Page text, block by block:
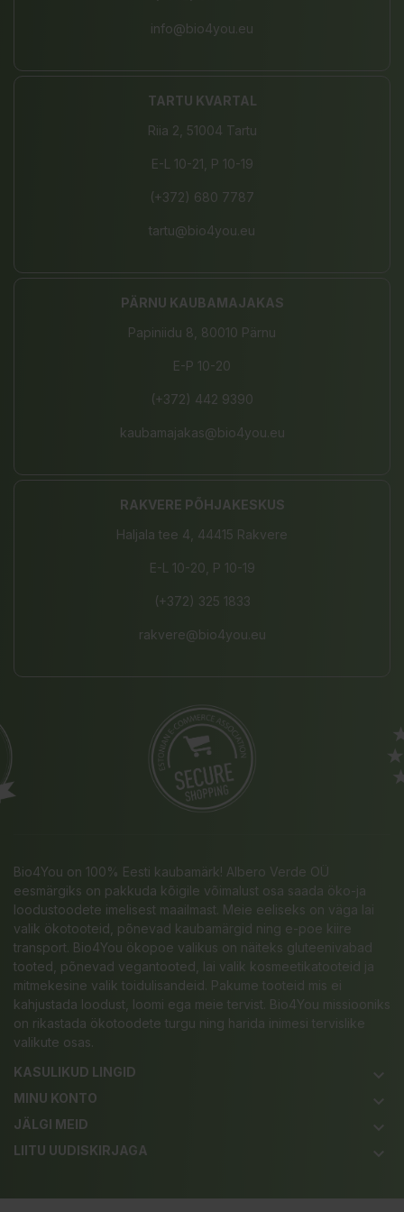
info@bio4you.eu
TARTU KVARTAL
Riia 2, 51004 Tartu
E-L 10-21, P 10-19
(+372) 680 7787
tartu@bio4you.eu
PÄRNU KAUBAMAJAKAS
Papiniidu 8, 80010 Pärnu
E-P 10-20
(+372) 442 9390
kaubamajakas@bio4you.eu
RAKVERE PÕHJAKESKUS
Haljala tee 4, 44415 Rakvere
E-L 10-20, P 10-19
(+372) 325 1833
rakvere@bio4you.eu
Bio4You on 100% Eesti kaubamärk! Albero Verde OÜ
eesmärgiks on pakkuda kõigile võimalust osa saada öko-ja
loodustoodete imelisest maailmast. Meie eeliseks on väga lai
valik ökotooteid, põnevad kaubamärgid ning e-poe kiire
transport. Bio4You ökopoe valikus on näiteks gluteenivabad
tooted, põnevad vegantooted, lai valik kosmeetikatooteid ja
mitmekesine valik toidulisandeid. Pakume tooteid mis ei
kahjustada loodust, loomi ega meie tervist. Bio4You missiooniks
on rikastada ökotoodete turgu ning harida inimesi tervislike
valikute osas.
KASULIKUD LINGID
keyboard_arrow_down
MINU KONTO keyboard_arrow_down
JÄLGI MEID keyboard_arrow_down
LIITU UUDISKIRJAGA keyboard_arrow_down